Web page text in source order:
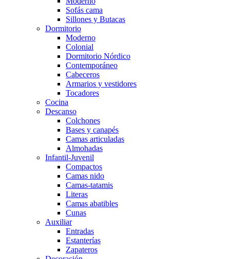
Sofás cama
Sillones y Butacas
Dormitorio
Moderno
Colonial
Dormitorio Nórdico
Contemporáneo
Cabeceros
Armarios y vestidores
Tocadores
Cocina
Descanso
Colchones
Bases y canapés
Camas articuladas
Almohadas
Infantil-Juvenil
Compactos
Camas nido
Camas-tatamis
Literas
Camas abatibles
Cunas
Auxiliar
Entradas
Estanterías
Zapateros